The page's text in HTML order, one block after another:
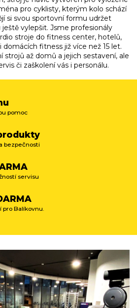
pro cyklisty, kterým kolo schází
si svou sportovní formu udržet
vylepšit. Jsme profesionály
stroje do fitness center, hotelů,
fitness již více než 15 let.
strojů až domů a jejich sestavení, ale
či zaškolení vás i personálu.
pomoc
bezpečnosti
servisu
pro Balíkovnu.